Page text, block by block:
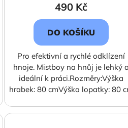
490 Kč
DO KOŠÍKU
Pro efektivní a rychlé odklízení
hnoje. Mistboy na hnůj je lehký a
ideální k práci.Rozměry:Výška
hrabek: 80 cmVýška lopatky: 80